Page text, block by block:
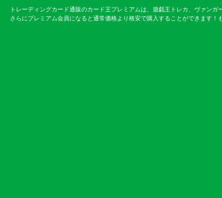
トレーディングカード通販のカード王プレミアムは、遊戯王トレカ、ヴァン
さらにプレミアム会員になると通常価格より格安で購入することができます